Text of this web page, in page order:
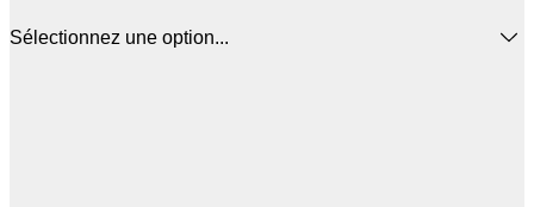
Sélectionnez une option...